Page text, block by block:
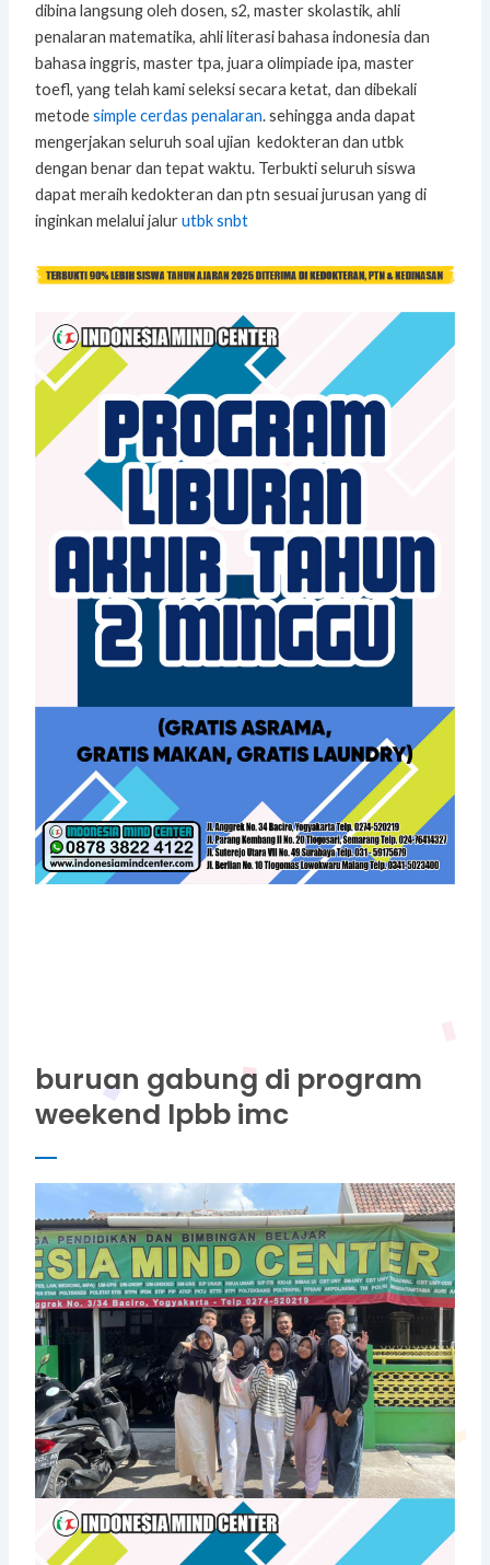
dibina langsung oleh dosen, s2, master skolastik, ahli
penalaran matematika, ahli literasi bahasa indonesia dan
bahasa inggris, master tpa, juara olimpiade ipa, master
toefl, yang telah kami seleksi secara ketat, dan dibekali
metodesimple cerdas penalaran. sehingga anda dapat
mengerjakan seluruh soal ujian kedokteran dan utbk
dengan benar dan tepat waktu. Terbukti seluruh siswa
dapat meraih kedokteran dan ptn sesuai jurusan yang di
inginkan melalui jalurutbk snbt
buruan gabung di program
weekend lpbb imc